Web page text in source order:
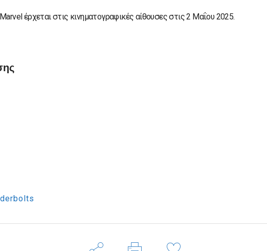
έρχεται στις κινηματογραφικές αίθουσες στις 2 Μαΐου 2025.